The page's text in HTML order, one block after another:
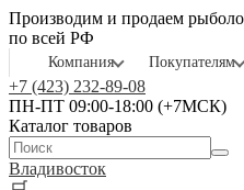
Производим и продаем
по всей РФ
Компания Покупателям
+7 (423) 232-89-08
ПН-ПТ 09:00-18:00 (+7МСК)
Каталог товаров
Владивосток